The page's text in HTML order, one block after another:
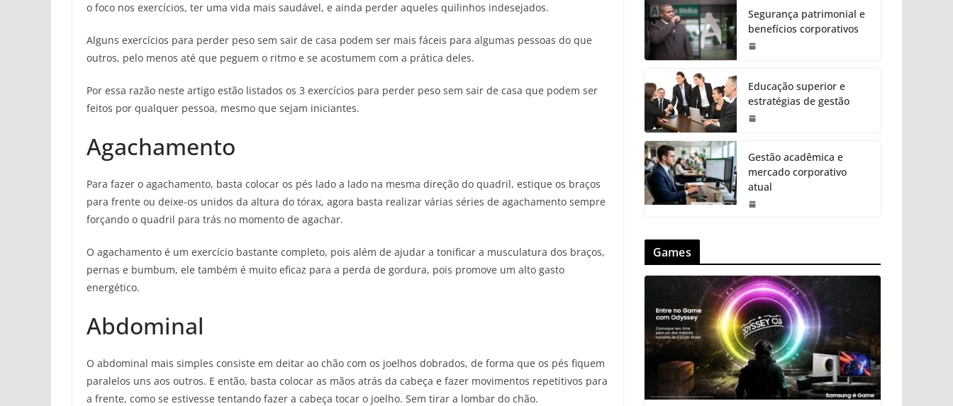
o foco nos exercícios, ter uma vida mais saudável, e ainda perder aqueles quilinhos indesejados.
Alguns exercícios para perder peso sem sair de casa podem ser mais fáceis para algumas pessoas do que
outros, pelo menos até que peguem o ritmo e se acostumem com a prática deles.
Por essa razão neste artigo estão listados os 3 exercícios para perder peso sem sair de casa que podem ser
feitos por qualquer pessoa, mesmo que sejam iniciantes.
Agachamento
Para fazer o agachamento, basta colocar os pés lado a lado na mesma direção do quadril, estique os braços
para frente ou deixe-os unidos da altura do tórax, agora basta realizar várias séries de agachamento sempre
forçando o quadril para trás no momento de agachar.
O agachamento é um exercício bastante completo, pois além de ajudar a tonificar a musculatura dos braços,
pernas e bumbum, ele também é muito eficaz para a perda de gordura, pois promove um alto gasto
energético.
Abdominal
O abdominal mais simples consiste em deitar ao chão com os joelhos dobrados, de forma que os pés fiquem
paralelos uns aos outros. E então, basta colocar as mãos atrás da cabeça e fazer movimentos repetitivos para
a frente, como se estivesse tentando fazer a cabeça tocar o joelho. Sem tirar a lombar do chão.
Segurança patrimonial e
benefícios corporativos
Educação superior e
estratégias de gestão
Gestão acadêmica e
mercado corporativo
atual
Games